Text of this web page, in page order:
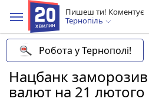
Пишеш ти! Коментує
Тернопіль
Робота у Тернополі!
Нацбанк
валют на 21 лютого